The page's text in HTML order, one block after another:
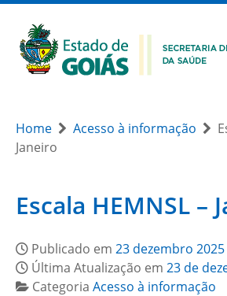
Home Acesso à informação
Janeiro
Escala HEMNSL –
Publicado em 23 dezembro 2025
Última Atualização em 23 de
Categoria Acesso à informação